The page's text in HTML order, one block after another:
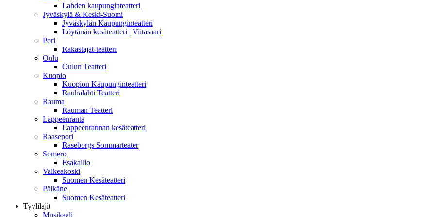
Lahden kaupunginteatteri
Jyväskylä & Keski-Suomi
Jyväskylän Kaupunginteatteri
Löytänän kesäteatteri | Viitasaari
Pori
Rakastajat-teatteri
Oulu
Oulun Teatteri
Kuopio
Kuopion Kaupunginteatteri
Rauhalahti Teatteri
Rauma
Rauman Teatteri
Lappeenranta
Lappeenrannan kesäteatteri
Raasepori
Raseborgs Sommarteater
Somero
Esakallio
Valkeakoski
Suomen Kesäteatteri
Pälkäne
Suomen Kesäteatteri
Tyylilajit
Musikaali